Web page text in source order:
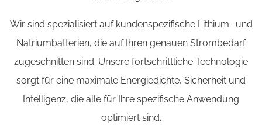
Wir sind spezialisiert auf kundenspezifische Lithium- und
Natriumbatterien, die auf Ihren genauen Strombedarf
zugeschnitten sind. Unsere fortschrittliche Technologie
sorgt für eine maximale Energiedichte, Sicherheit und
Intelligenz, die alle für Ihre spezifische Anwendung
optimiert sind.